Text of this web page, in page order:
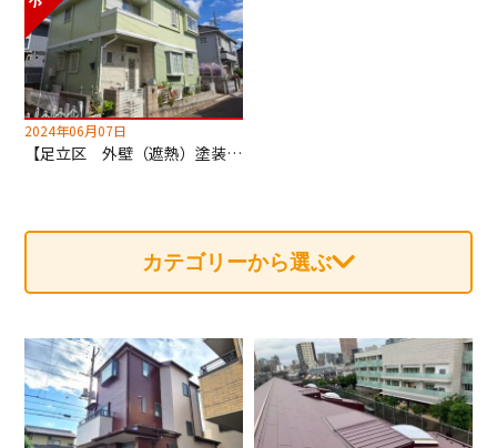
2024年06月07日
【足立区 外壁（遮熱）塗装・屋根カバー工法工事】深井塗装はカバー工法も専門！
カテゴリーから選ぶ